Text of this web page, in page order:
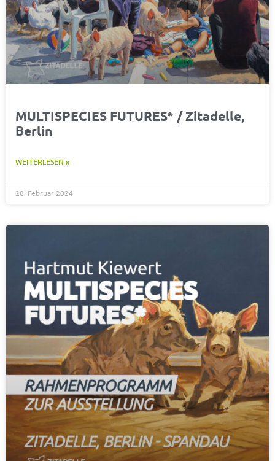
MULTISPECIES FUTURES* / Zitadelle,
Berlin
WEITERLESEN »
28. Februar 2024